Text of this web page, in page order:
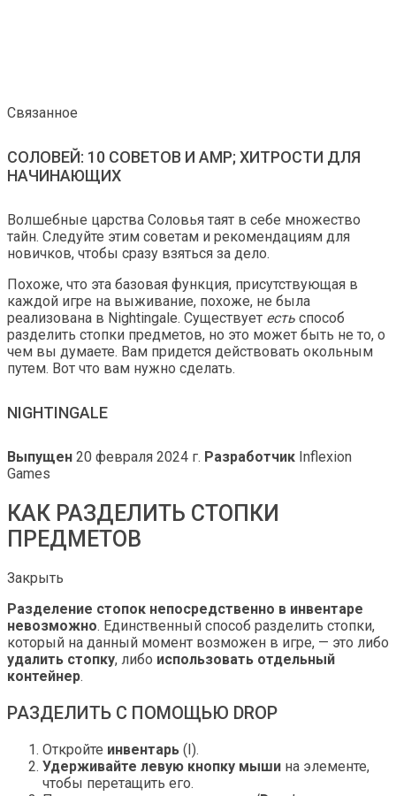
Связанное
СОЛОВЕЙ: 10 СОВЕТОВ И AMP; ХИТРОСТИ ДЛЯ
НАЧИНАЮЩИХ
Волшебные царства Соловья таят в себе множество
тайн. Следуйте этим советам и рекомендациям для
новичков, чтобы сразу взяться за дело.
Похоже, что эта базовая функция, присутствующая в
каждой игре на выживание, похоже, не была
реализована в Nightingale. Существует есть способ
разделить стопки предметов, но это может быть не то, о
чем вы думаете. Вам придется действовать окольным
путем. Вот что вам нужно сделать.
NIGHTINGALE
Выпущен 20 февраля 2024 г. Разработчик Inflexion
Games
КАК РАЗДЕЛИТЬ СТОПКИ
ПРЕДМЕТОВ
Закрыть
Разделение стопок непосредственно в инвентаре
невозможно. Единственный способ разделить стопки,
который на данный момент возможен в игре, — это либо
удалить стопку, либо использовать отдельный
контейнер.
РАЗДЕЛИТЬ С ПОМОЩЬЮ DROP
Откройте инвентарь (I).
Удерживайте левую кнопку мыши на элементе,
чтобы перетащить его.